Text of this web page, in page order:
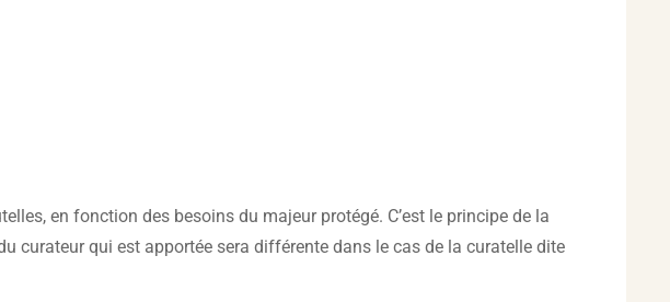
en fonction des besoins du majeur protégé. C’est le principe de la
curateur qui est apportée sera différente dans le cas de la curatelle dite